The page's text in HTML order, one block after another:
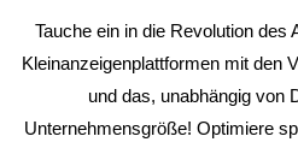
Tauche ein in die Revolution des
Kleinanzeigenplattformen mit den
und das, unabhängig von
Unternehmensgröße! Optimiere